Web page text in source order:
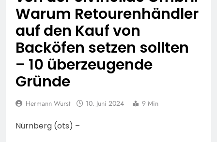
Erneute Veröffentlichung
eines Fotos
Waldbrandlöschzug des
Main-Taunus-Kreises
unterstützt bei Waldbrand
im Rheingau-Taunus-Kreis
sicherten in schwierigem
Gelände die Flanken des
6. August 2026
Fahrzeuge und getuntes E-
Bike aus dem Verkehr
gezogen – TRuP-
6. August 2026
POL-WI: Brand eines
bei Niedernhausen
POL-NH: Schwalm-Eder-
Warum Retourenhändler
auf den Kauf von
Backöfen setzen sollten
– 10 überzeugende
Gründe
Hermann Wurst 10. Juni 2024 9 Min
Nürnberg (ots) –